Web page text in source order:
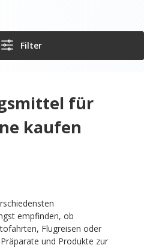
Filter
für
kaufen
empfinden, ob
Flugreisen oder
und Produkte zur